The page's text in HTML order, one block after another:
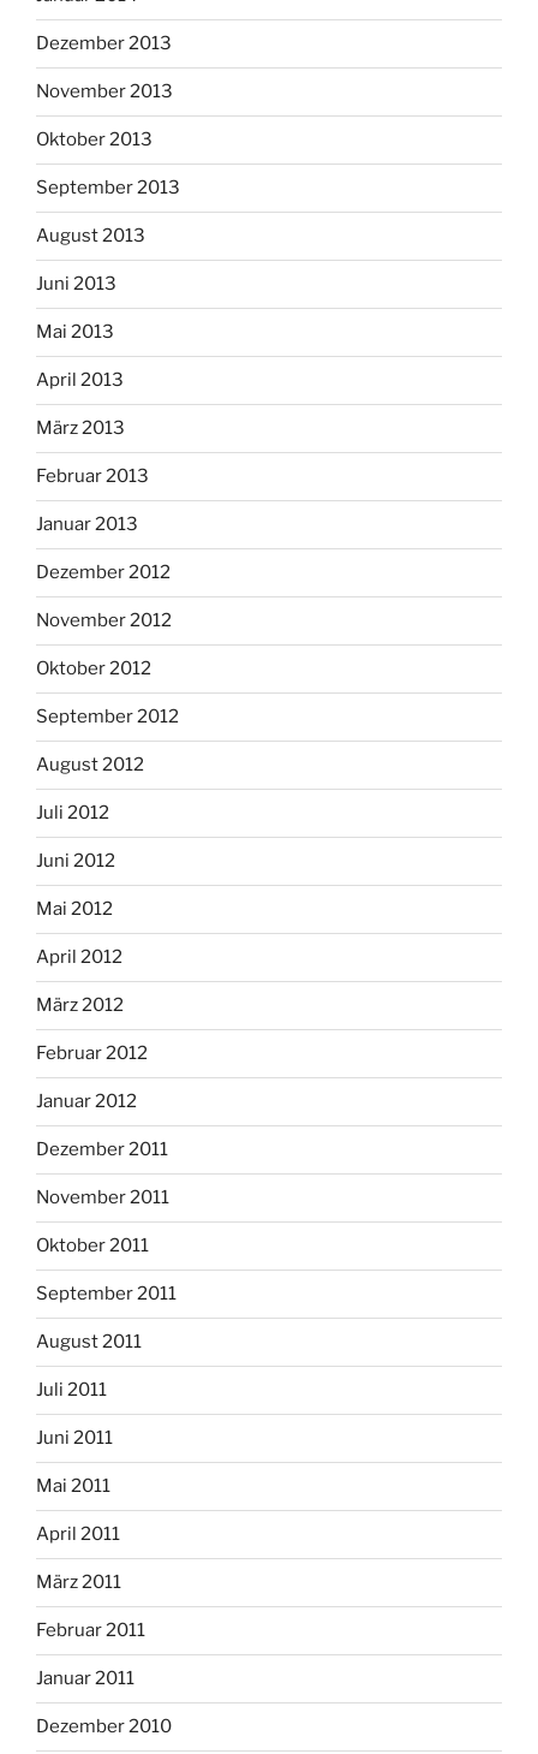
Dezember 2013
November 2013
Oktober 2013
September 2013
August 2013
Juni 2013
Mai 2013
April 2013
März 2013
Februar 2013
Januar 2013
Dezember 2012
November 2012
Oktober 2012
September 2012
August 2012
Juli 2012
Juni 2012
Mai 2012
April 2012
März 2012
Februar 2012
Januar 2012
Dezember 2011
November 2011
Oktober 2011
September 2011
August 2011
Juli 2011
Juni 2011
Mai 2011
April 2011
März 2011
Februar 2011
Januar 2011
Dezember 2010